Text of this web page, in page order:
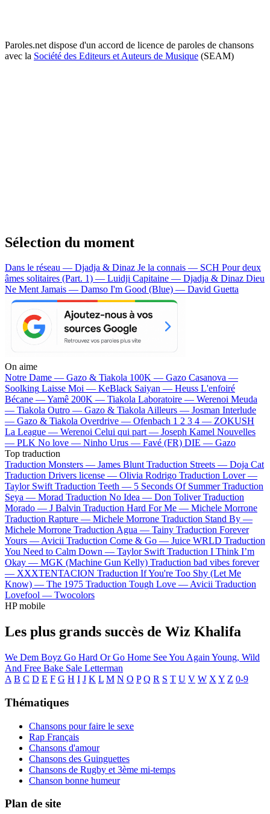
Paroles.net dispose d'un accord de licence de paroles de chansons
avec la Société des Editeurs et Auteurs de Musique (SEAM)
Sélection du moment
Dans le réseau — Djadja & Dinaz Je la connais — SCH Pour deux
âmes solitaires (Part. 1) — Luidji Capitaine — Djadja & Dinaz Dieu
Ne Ment Jamais — Damso I'm Good (Blue) — David Guetta
On aime
Notre Dame — Gazo & Tiakola 100K — Gazo Casanova —
Soolking Laisse Moi — KeBlack Saiyan — Heuss L'enfoiré
Bécane —Yamê 200K — Tiakola Laboratoire — Werenoi Meuda
— Tiakola Outro — Gazo & TiakolaAilleurs — Josman Interlude
— Gazo & Tiakola Overdrive — Ofenbach 1 2 3 4 — ZOKUSH
La League — Werenoi Celui qui part — Joseph Kamel Nouvelles
— PLK No love — Ninho Urus — Favé (FR) DIE — Gazo
Top traduction
Traduction Monsters — James Blunt Traduction Streets — Doja Cat
Traduction Drivers license — Olivia Rodrigo Traduction Lover —
Taylor Swift Traduction Teeth — 5 Seconds Of Summer Traduction
Seya — Morad Traduction No Idea — Don Toliver Traduction
Morado — J Balvin Traduction Hard For Me — Michele Morrone
Traduction Rapture — Michele Morrone Traduction Stand By —
Michele Morrone Traduction Agua — Tainy Traduction Forever
Yours —Avicii Traduction Come & Go — Juice WRLD Traduction
You Need to Calm Down — Taylor Swift Traduction I Think I’m
Okay — MGK (Machine Gun Kelly) Traduction bad vibes forever
— XXXTENTACION Traduction If You're Too Shy (Let Me
Know) — The 1975 Traduction Tough Love —Avicii Traduction
Lovefool — Twocolors
HP mobile
Les plus grands succès de Wiz Khalifa
We Dem Boyz Go Hard Or Go Home See You Again Young, Wild
And Free Bake Sale Letterman
A B C D E F G H I J K L M N O P Q R S T U V W X Y Z 0-9
Thématiques
Chansons pour faire le sexe
Rap Français
Chansons d'amour
Chansons des Guinguettes
Chansons de Rugby et 3ème mi-temps
Chanson bonne humeur
Plan de site